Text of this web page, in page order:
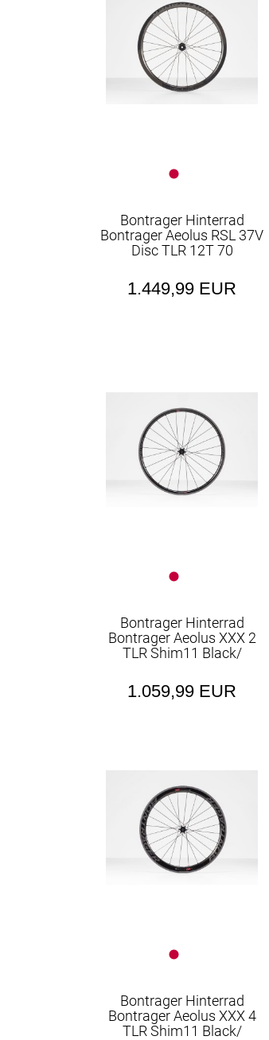
Bontrager Hinterrad
Bontrager Aeolus RSL 37V
Disc TLR 12T 70
1.449,99 EUR
Bontrager Hinterrad
Bontrager Aeolus XXX 2
TLR Shim11 Black/
1.059,99 EUR
Bontrager Hinterrad
Bontrager Aeolus XXX 4
TLR Shim11 Black/